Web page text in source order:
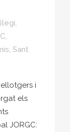
,
,
, Sant
i
els
JORGC: